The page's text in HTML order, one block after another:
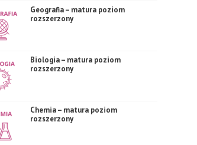
Geografia – matura poziom
rozszerzony
Biologia – matura poziom
rozszerzony
Chemia – matura poziom
rozszerzony